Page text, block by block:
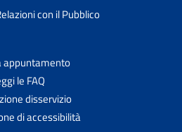
con il Pubblico
appuntamento
le FAQ
disservizio
di accessibilità